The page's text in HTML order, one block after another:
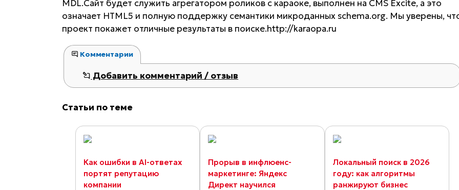
MDL.Сайт будет служить агрегатором роликов с караоке, выполнен на CMS Excite, а это
означает HTML5 и полную поддержку семантики микроданных schema.org. Мы уверены,
проект покажет отличные результаты в поиске.http://karaopa.ru
Комментарии
Добавить комментарий / отзыв
Статьи по теме
Как ошибки в AI-ответах
портят репутацию
компании
Прорыв в инфлюенс-
маркетинге: Яндекс
Директ научился
Локальный поиск в 2026
году: как алгоритмы
ранжируют бизнес